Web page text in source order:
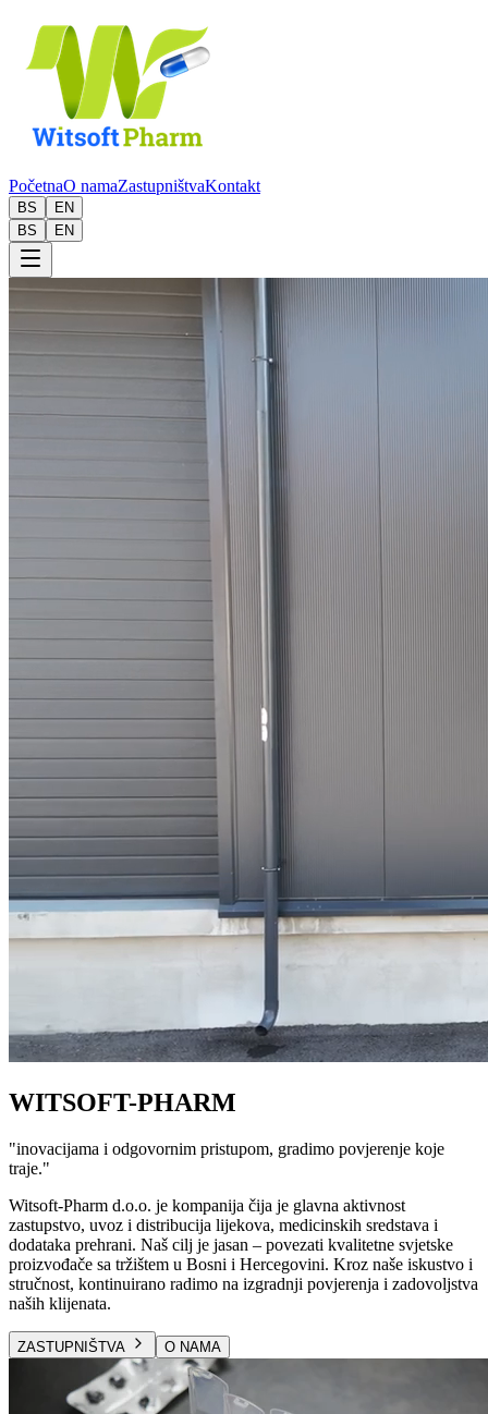
PočetnaO namaZastupništvaKontakt
BS
EN
BS
EN
WITSOFT-PHARM
"inovacijama i odgovornim pristupom, gradimo povjerenje koje
traje."
Witsoft-Pharm d.o.o. je kompanija čija je glavna aktivnost
zastupstvo, uvoz i distribucija lijekova, medicinskih sredstava i
dodataka prehrani. Naš cilj je jasan – povezati kvalitetne svjetske
proizvođače sa tržištem u Bosni i Hercegovini. Kroz naše iskustvo i
stručnost, kontinuirano radimo na izgradnji povjerenja i zadovoljstva
naših klijenata.
ZASTUPNIŠTVA O NAMA